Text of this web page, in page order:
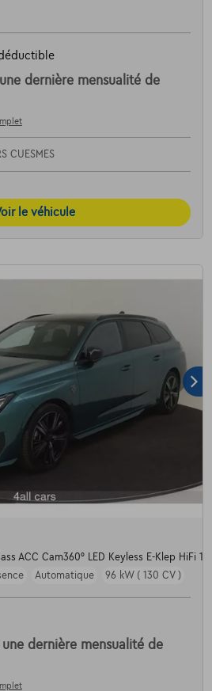
dernière mensualité de
CUESMES
le véhicule
ACC Cam360° LED Keyless E-Klep HiFi
Automatique 96 kW ( 130 CV )
dernière mensualité de